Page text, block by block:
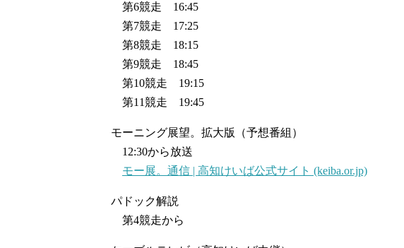
第6競走 16:45
第7競走 17:25
第8競走 18:15
第9競走 18:45
第10競走 19:15
第11競走 19:45
モーニング展望。拡大版（予想番組）
12:30から放送
モー展。通信 | 高知けいば公式サイト (keiba.or.jp)
パドック解説
第4競走から